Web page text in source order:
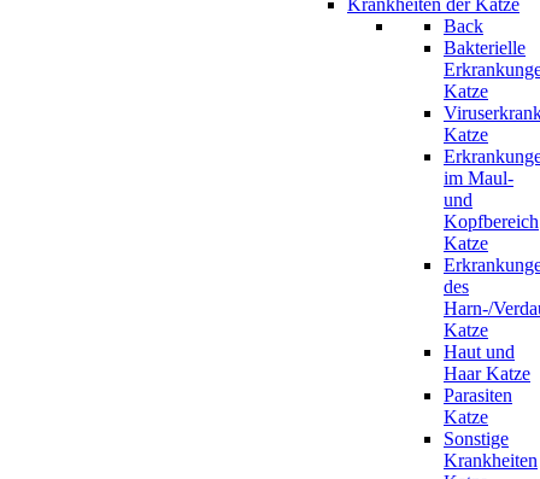
Krankheiten der Katze
Back
Bakterielle
Katze
Katze
im Maul-
und
Kopfbereich
Katze
des
Harn-/
Katze
Haut und
Haar Katze
Parasiten
Katze
Sonstige
Krankheiten